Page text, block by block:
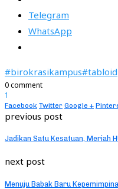
Telegram
WhatsApp
#birokrasikampus#tabloid
0 comment
1
Facebook Twitter Google +
previous post
Jadikan Satu Kesatuan, Meriah
next post
Menuju Babak Baru